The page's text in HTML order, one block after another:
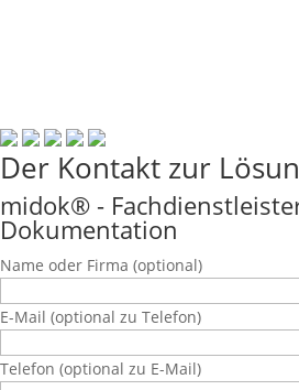
Der Kontakt zur
midok® -
Dokumentation
Name oder Firma (optional)
E-Mail (optional zu Telefon)
Telefon (optional zu E-Mail)